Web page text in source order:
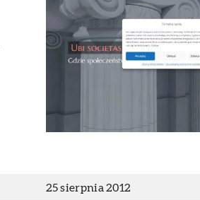
25 sierpnia 2012